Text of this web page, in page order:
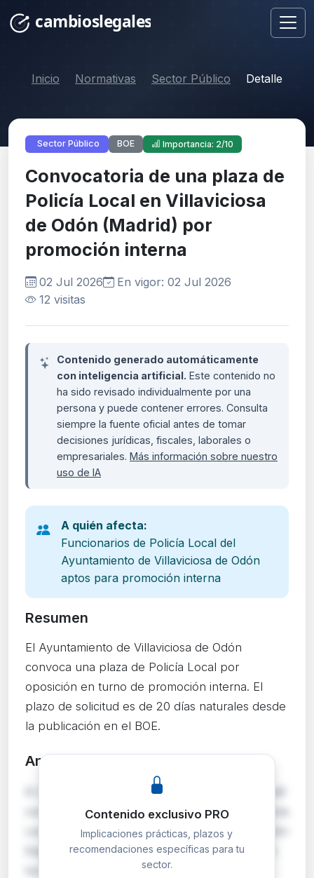
Inicio Normativas Sector Público Detalle
Sector Público BOE Importancia: 2/10
Convocatoria de una plaza de
Policía Local en Villaviciosa
de Odón (Madrid) por
promoción interna
02 Jul 2026
En vigor: 02 Jul 2026
12 visitas
Contenido generado automáticamente
con inteligencia artificial. Este contenido no
ha sido revisado individualmente por una
persona y puede contener errores. Consulta
siempre la fuente oficial antes de tomar
decisiones jurídicas, fiscales, laborales o
empresariales. Más información sobre nuestro
uso de IA
A quién afecta:
Funcionarios de Policía Local del
Ayuntamiento de Villaviciosa de Odón
aptos para promoción interna
Resumen
El Ayuntamiento de Villaviciosa de Odón
convoca una plaza de Policía Local por
oposición en turno de promoción interna. El
plazo de solicitud es de 20 días naturales desde
la publicación en el BOE.
Análisis detallado
El Ayuntamiento de Villaviciosa de Odón (Madrid)
convoca mediante oposición una plaza de Policía
Local perteneciente a la escala de Administración
Especial, subescala de Servicios Especiales, en
turno de promoción interna. Las bases
Contenido exclusivo PRO
Implicaciones prácticas, plazos y
recomendaciones específicas para tu
sector.